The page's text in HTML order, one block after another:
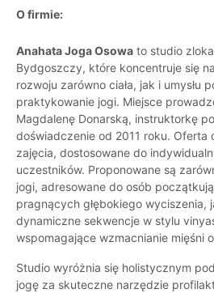
O firmie:
Anahata Joga Osowa to studio
Bydgoszczy, które koncentruje się
rozwoju zarówno ciała, jak i umysłu
praktykowanie jogi. Miejsce
Magdalenę Donarską, instruktorkę
doświadczenie od 2011 roku. Oferta
zajęcia, dostosowane do
uczestników. Proponowane są
jogi, adresowane do osób
pragnących głębokiego wyciszenia,
dynamiczne sekwencje w stylu
wspomagające wzmacnianie mięśni
Studio wyróżnia się holistycznym
jogę za skuteczne narzędzie